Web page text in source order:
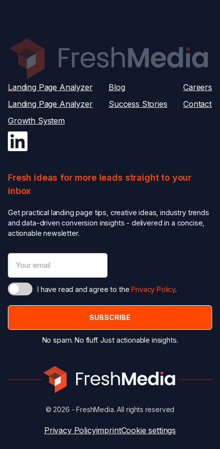
Landing Page Analyzer
Landing Page Analyzer
Growth System
Blog
Success Stories
Careers
Contact
Fresh ideas for more leads straight to your
inbox
Get practical landing page tips, creative ideas, industry trends
and data-driven conversion insights - delivered in a concise,
actionable newsletter.
I have read and agree to thePrivacy Policy.
No spam. No fluff. Just actionable insights.
© 2026 - FreshMedia. All rights reserved
Privacy PolicyimprintCookie settings